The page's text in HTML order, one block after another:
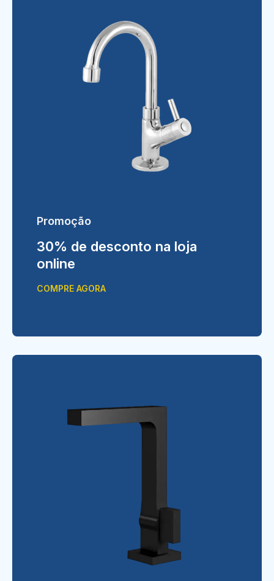
Promoção
30% de desconto na loja
online
COMPRE AGORA